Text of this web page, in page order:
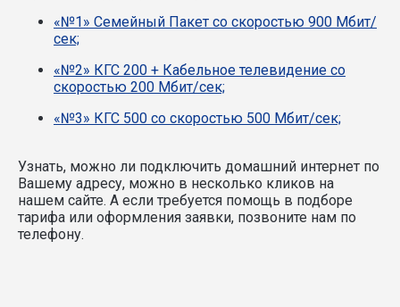
«№1» Семейный Пакет со скоростью 900 Мбит/
сек;
«№2» КГС 200 + Кабельное телевидение со
скоростью 200 Мбит/сек;
«№3» КГС 500 со скоростью 500 Мбит/сек;
Узнать, можно ли подключить домашний интернет по
Вашему адресу, можно в несколько кликов на
нашем сайте. А если требуется помощь в подборе
тарифа или оформления заявки, позвоните нам по
телефону.